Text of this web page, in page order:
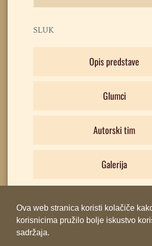
Ova web stranica koristi kolačiče
korisnicima pružilo bolje iskustvo
sadržaja.
SLUK
Opis predstave
Glumci
Autorski tim
Galerija